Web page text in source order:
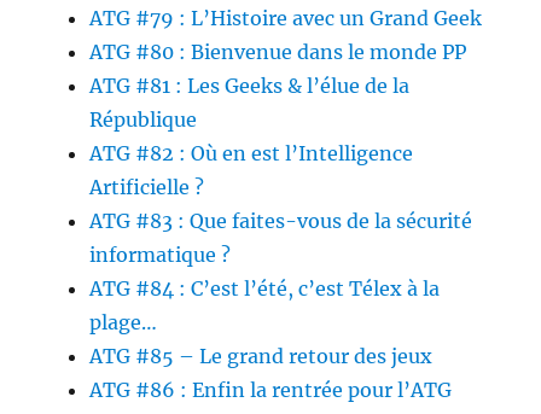
ATG #79 : L’Histoire avec un Grand Geek
ATG #80 : Bienvenue dans le monde PP
ATG #81 : Les Geeks & l’élue de la
République
ATG #82 : Où en est l’Intelligence
Artificielle ?
ATG #83 : Que faites-vous de la sécurité
informatique ?
ATG #84 : C’est l’été, c’est Télex à la
plage…
ATG #85 – Le grand retour des jeux
ATG #86 : Enfin la rentrée pour l’ATG